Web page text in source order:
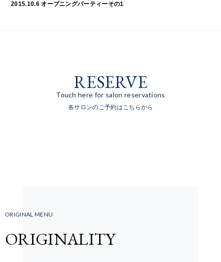
2015.10.6 オープニングパーティーその1
RESERVE
Touch here for salon reservations
各サロンのご予約はこちらから
ORIGINAL MENU
ORIGINALITY